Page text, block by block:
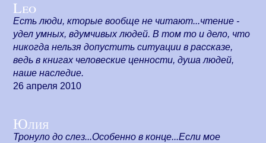
Leo
Есть люди, кторые вообще не читают...чтение -
удел умных, вдумчивых людей. В том то и дело, что
никогда нельзя допустить ситуации в рассказе,
ведь в книгах человеские ценности, душа людей,
наше наследие.
26 апреля 2010
Юлия
Тронуло до слез...Особенно в конце...Если мое